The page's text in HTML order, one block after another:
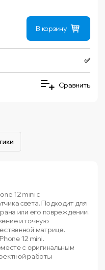
В корзину
✅
Сравнить
12 mini с
света. Подходит для
или его повреждении.
и точную
матрице.
12 mini.
с оригинальным
работы